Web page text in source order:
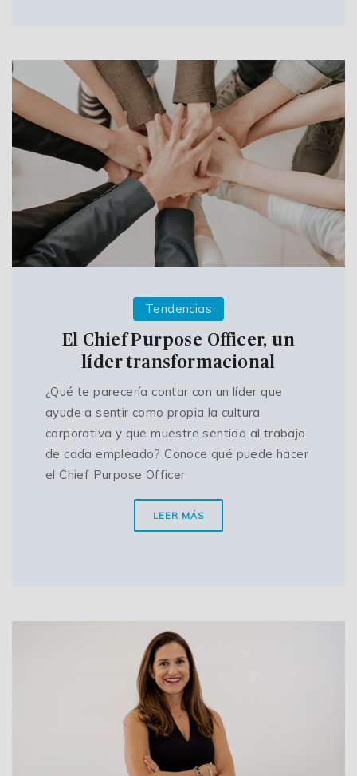
Tendencias
El Chief Purpose Officer, un
líder transformacional
¿Qué te parecería contar con un líder que
ayude a sentir como propia la cultura
corporativa y que muestre sentido al trabajo
de cada empleado? Conoce qué puede hacer
el Chief Purpose Officer
LEER MÁS